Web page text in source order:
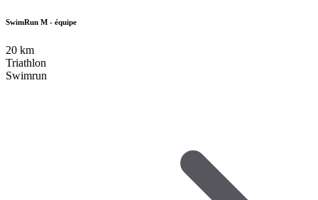
SwimRun M - équipe
20 km
Triathlon
Swimrun